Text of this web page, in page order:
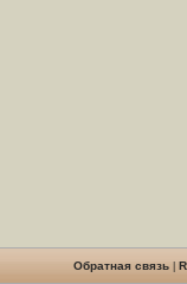
Обратная связь